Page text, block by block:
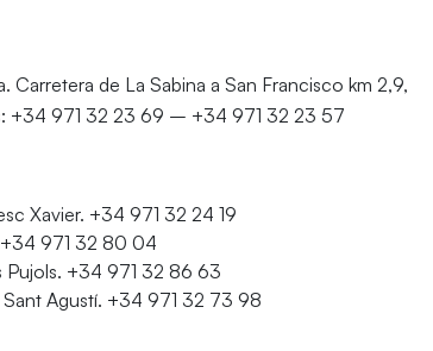
de La Sabina a San Francisco km 2,9,
+34 971 32 23 69 – +34 971 32 23 57
Xavier. +34 971 32 24 19
+34 971 32 80 04
Pujols. +34 971 32 86 63
Agustí. +34 971 32 73 98